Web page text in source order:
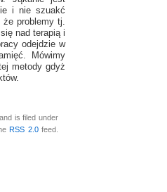
i nie szuakć
problemy tj.
nad terapią i
odejdzie w
Mówimy
metody gdyż
is filed under
RSS 2.0feed.